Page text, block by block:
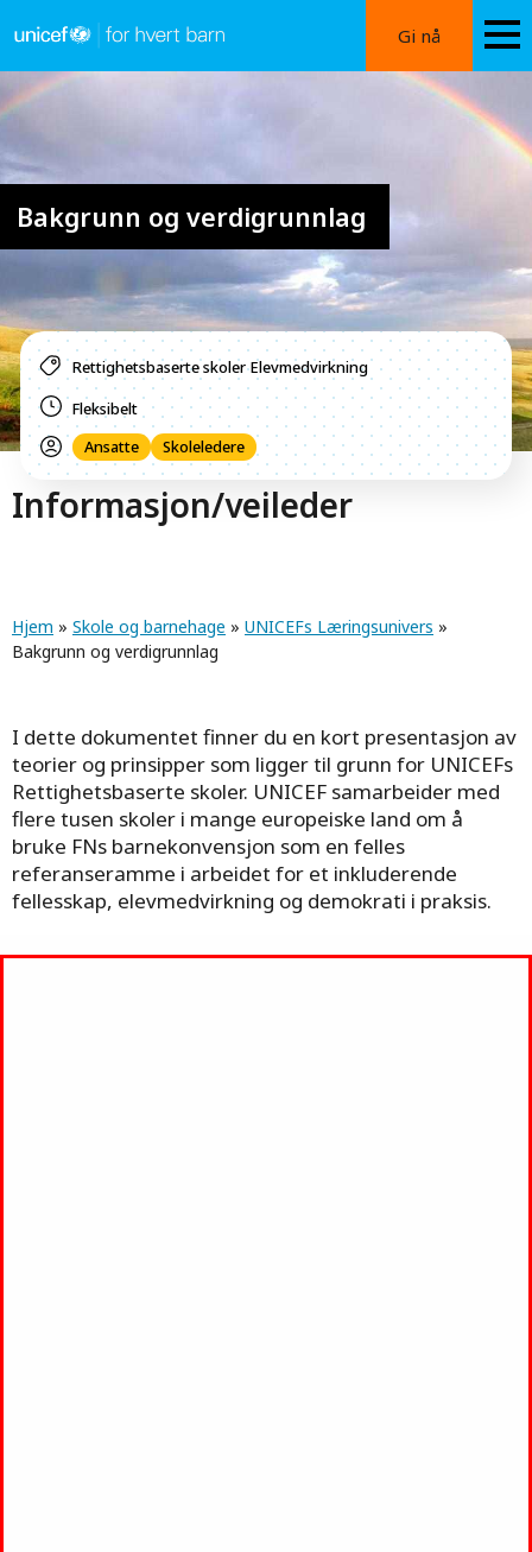
til
hovedinnhold
Gi nå
Image
Bakgrunn og verdigrunnlag
Rettighetsbaserte skoler Elevmedvirkning
Fleksibelt
Ansatte
Skoleledere
Informasjon/veileder
Navigasjonssti
Hjem » Skole og barnehage » UNICEFs Læringsunivers »
Bakgrunn og verdigrunnlag
I dette dokumentet finner du en kort presentasjon av
teorier og prinsipper som ligger til grunn for UNICEFs
Rettighetsbaserte skoler. UNICEF samarbeider med
flere tusen skoler i mange europeiske land om å
bruke FNs barnekonvensjon som en felles
referanseramme i arbeidet for et inkluderende
fellesskap, elevmedvirkning og demokrati i praksis.